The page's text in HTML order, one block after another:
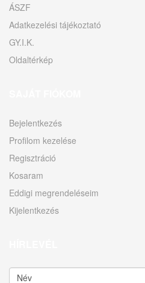
ÁSZF
Adatkezelési tájékoztató
GY.I.K.
Oldaltérkép
Bejelentkezés
Profilom kezelése
Regisztráció
Kosaram
Eddigi megrendeléseim
Kijelentkezés